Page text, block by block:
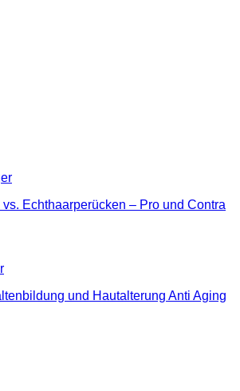
Echthaarperücken – Pro und Contra
und Hautalterung Anti Aging